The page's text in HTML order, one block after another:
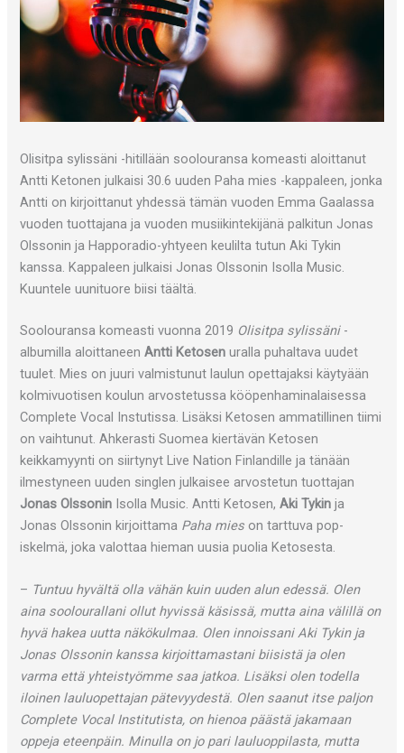
Olisitpa sylissäni -hitillään soolouransa komeasti aloittanut
Antti Ketonen julkaisi 30.6 uuden Paha mies -kappaleen, jonka
Antti on kirjoittanut yhdessä tämän vuoden Emma Gaalassa
vuoden tuottajana ja vuoden musiikintekijänä palkitun Jonas
Olssonin ja Happoradio-yhtyeen keulilta tutun Aki Tykin
kanssa. Kappaleen julkaisi Jonas Olssonin Isolla Music.
Kuuntele uunituore biisi täältä.
Soolouransa komeasti vuonna 2019 Olisitpa sylissäni-
albumilla aloittaneen Antti Ketosen uralla puhaltava uudet
tuulet. Mies on juuri valmistunut laulun opettajaksi käytyään
kolmivuotisen koulun arvostetussa kööpenhaminalaisessa
Complete Vocal Instutissa. Lisäksi Ketosen ammatillinen tiimi
on vaihtunut. Ahkerasti Suomea kiertävän Ketosen
keikkamyynti on siirtynyt Live Nation Finlandille ja tänään
ilmestyneen uuden singlen julkaisee arvostetun tuottajan
Jonas Olssonin Isolla Music. Antti Ketosen,Aki Tykin ja
Jonas Olssonin kirjoittama Paha mies on tarttuva pop-
iskelmä, joka valottaa hieman uusia puolia Ketosesta.
– Tuntuu hyvältä olla vähän kuin uuden alun edessä. Olen
aina soolourallani ollut hyvissä käsissä, mutta aina välillä on
hyvä hakea uutta näkökulmaa. Olen innoissani Aki Tykin ja
Jonas Olssonin kanssa kirjoittamastani biisistä ja olen
varma että yhteistyömme saa jatkoa. Lisäksi olen todella
iloinen lauluopettajan pätevyydestä. Olen saanut itse paljon
Complete Vocal Institutista, on hienoa päästä jakamaan
oppeja eteenpäin. Minulla on jo pari lauluoppilasta, mutta